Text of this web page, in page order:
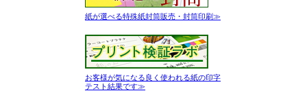
紙が選べる特殊紙封筒販売・封筒印刷≫
お客様が気になる良く使われる紙の印字
テスト結果です≫